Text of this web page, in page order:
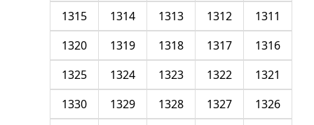
1311
1312
1313
1314
1315
1316
1317
1318
1319
1320
1321
1322
1323
1324
1325
1326
1327
1328
1329
1330